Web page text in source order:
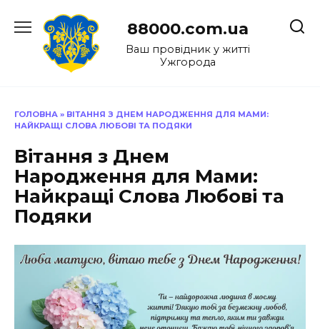
до
88000.com.ua
Ваш провідник у житті
Ужгорода
ГОЛОВНА » ВІТАННЯ З ДНЕМ НАРОДЖЕННЯ ДЛЯ МАМИ:
НАЙКРАЩІ СЛОВА ЛЮБОВІ ТА ПОДЯКИ
Вітання з Днем
Народження для Мами:
Найкращі Слова Любові та
Подяки